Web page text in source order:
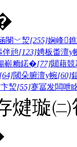
閿﹀洯[255]娴峰
伴兘[123]娉板畨澶у
嶄粫鍩�[77]閮藉
[64]閾朵腑澶у帵[60]
洯[55]蹇冨发闆呭
煡璇